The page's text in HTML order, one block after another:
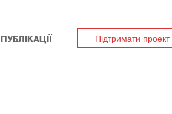
ПУБЛІКАЦІЇ Підтримати проект